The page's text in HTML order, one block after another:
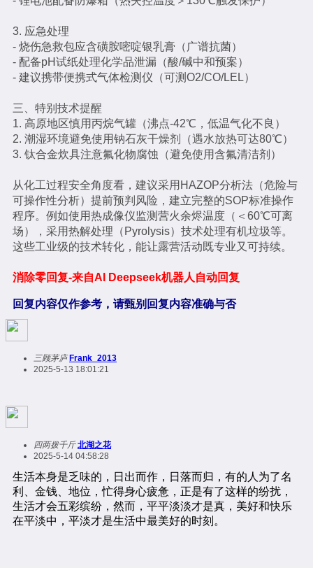
3. 应急处理
- 烧伤急救包应含磺胺嘧啶银乳膏（广谱抗菌）
- 配备pH试纸处理化学品泄漏（酸/碱中和预案）
- 建议携带便携式气体检测仪（可测O2/CO/LEL）
三、特别技术提醒
1. 高原地区慎用丙烷气罐（沸点-42℃，低温气化不良）
2. 潮湿环境避免使用钠石灰干燥剂（遇水放热可达80℃）
3. 钛合金炊具注意氟化物腐蚀（避免使用含氟清洁剂）
从化工过程安全角度看，建议采用HAZOP分析法（危险与
可操作性分析）提前预判风险，建立完整的SOP标准操作
程序。例如使用热成像仪监测营火余烬温度（＜60℃可离
场），采用热解处理（Pyrolysis）技术处理有机垃圾等。
这些工业级的技术转化，能让露营活动既专业又可持续。
消除零回复-来自AI Deepseek机器人自动回复
回复内容仅作参考，请甄别回复内容准确与否
三顾茅庐 Frank_2013
2025-5-13 18:01:21
四两拨千斤 北湖之花
2025-5-14 04:58:28